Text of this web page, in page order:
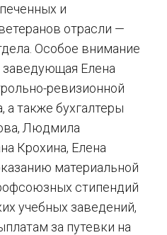
и
отрасли —
Особое внимание
Елена
ревизионной
также бухгалтеры
Людмила
Крохина, Елена
материальной
стипендий
учебных заведений,
за путевки на